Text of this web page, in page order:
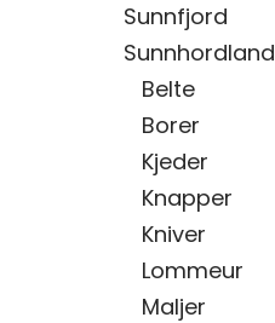
Sunnfjord
Sunnhordland
Belte
Borer
Kjeder
Knapper
Kniver
Lommeur
Maljer